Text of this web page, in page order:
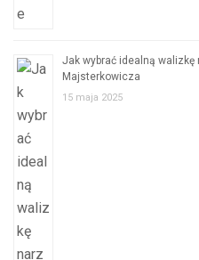
Jak wybrać idealną walizkę
Majsterkowicza
15 maja 2025